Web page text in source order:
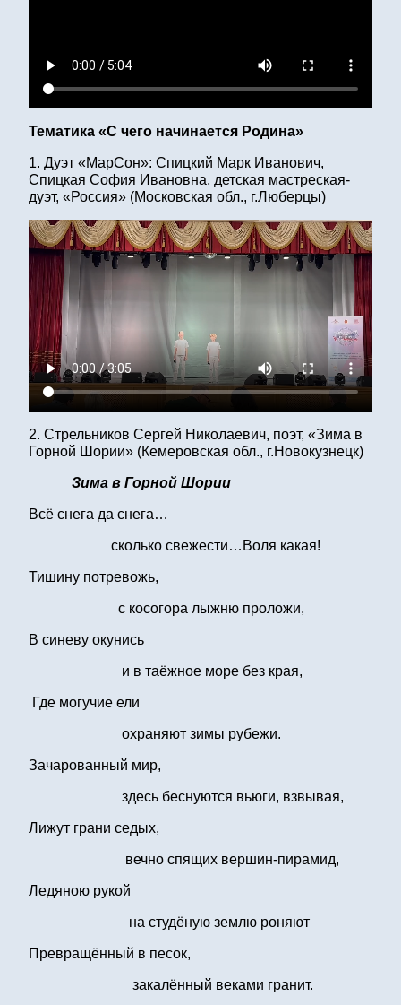
Тематика «С чего начинается Родина»
1. Дуэт «МарСон»: Спицкий Марк Иванович,
Спицкая София Ивановна, детская мастреская-
дуэт, «Россия» (Московская обл., г.Люберцы)
2. Стрельников Сергей Николаевич, поэт, «Зима в
Горной Шории» (Кемеровская обл., г.Новокузнецк)
Зима в Горной Шории
Всё снега да снега…
сколько свежести…Воля какая!
Тишину потревожь,
с косогора лыжню проложи,
В синеву окунись
и в таёжное море без края,
Где могучие ели
охраняют зимы рубежи.
Зачарованный мир,
здесь беснуются вьюги, взвывая,
Лижут грани седых,
вечно спящих вершин-пирамид,
Ледяною рукой
на студёную землю роняют
Превращённый в песок,
закалённый веками гранит.